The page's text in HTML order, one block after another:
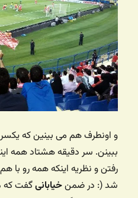
و اونطرف هم می بینین که
ببینن. سر دقیقه هشتاد همه
رفتن و نظریه اینکه همه رو با
شد (:‌ در ضمنخیابانیگفت که